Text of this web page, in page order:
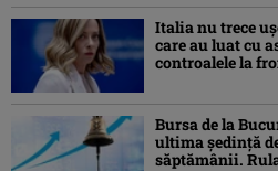
Italia nu trece
care au luat cu
controalele la
Bursa de la
ultima ședință
săptămânii.